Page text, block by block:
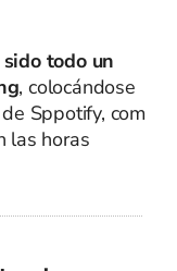
todo un
, colocándose
Sppotify, com
las horas